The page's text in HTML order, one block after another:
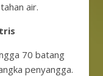
air.
70 batang
penyangga.